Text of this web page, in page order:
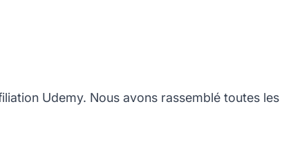
Udemy. Nous avons rassemblé toutes